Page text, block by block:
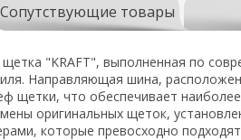
Сопутствующие товары
щетка "KRAFT", выполненная по
Направляющая шина,
щетки, что обеспечивает
оригинальных щеток,
которые превосходно